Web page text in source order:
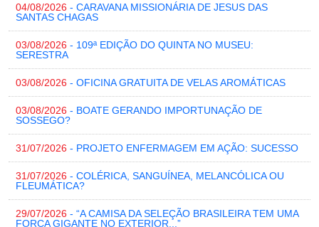
04/08/2026 - CARAVANA MISSIONÁRIA DE JESUS DAS
SANTAS CHAGAS
03/08/2026 - 109ª EDIÇÃO DO QUINTA NO MUSEU:
SERESTRA
03/08/2026 - OFICINA GRATUITA DE VELAS AROMÁTICAS
03/08/2026 - BOATE GERANDO IMPORTUNAÇÃO DE
SOSSEGO?
31/07/2026 - PROJETO ENFERMAGEM EM AÇÃO: SUCESSO
31/07/2026 - COLÉRICA, SANGUÍNEA, MELANCÓLICA OU
FLEUMÁTICA?
29/07/2026 - “A CAMISA DA SELEÇÃO BRASILEIRA TEM UMA
FORÇA GIGANTE NO EXTERIOR...”